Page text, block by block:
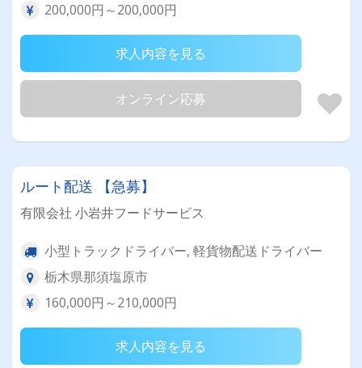
200,000円～200,000円
求人内容を見る
オンライン応募
ルート配送 【急募】
有限会社 小岩井フードサービス
小型トラックドライバー, 軽貨物配送ドライバー
栃木県那須塩原市
160,000円～210,000円
求人内容を見る